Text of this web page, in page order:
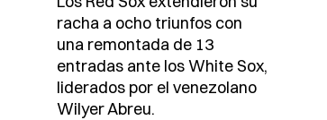
racha a ocho triunfos con
una remontada de 13
entradas ante los White Sox,
liderados por el venezolano
Wilyer Abreu.